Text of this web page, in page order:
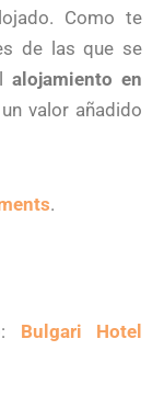
Como te
de las que se
alojamiento en
valor añadido
.
Bulgari Hotel